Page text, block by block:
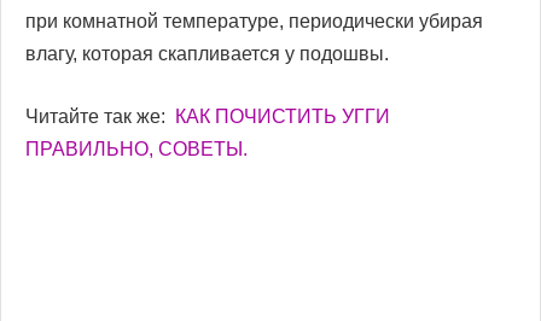
при комнатной температуре, периодически убирая
влагу, которая скапливается у подошвы.
Читайте так же:
КАК ПОЧИСТИТЬ УГГИ
ПРАВИЛЬНО, СОВЕТЫ.